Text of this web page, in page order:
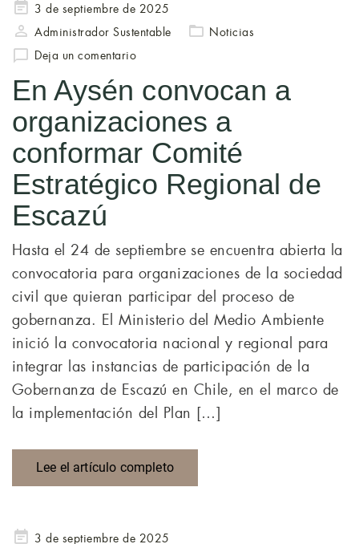
Publicado
en
3 de septiembre de 2025
Administrador Sustentable
Noticias
Deja un comentario
En Aysén convocan a
organizaciones a
conformar Comité
Estratégico Regional de
Escazú
Hasta el 24 de septiembre se encuentra abierta la
convocatoria para organizaciones de la sociedad
civil que quieran participar del proceso de
gobernanza. El Ministerio del Medio Ambiente
inició la convocatoria nacional y regional para
integrar las instancias de participación de la
Gobernanza de Escazú en Chile, en el marco de
la implementación del Plan […]
Lee el artículo completo
Publicado
3 de septiembre de 2025